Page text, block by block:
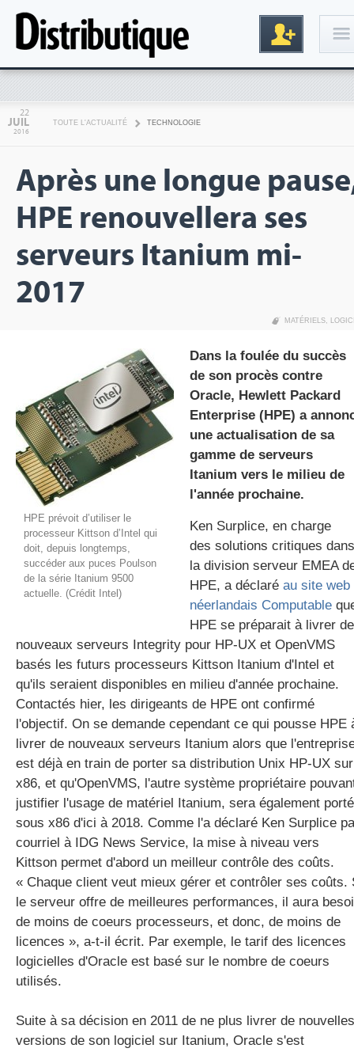
Inscription
gratuite
22
JUIL
2016
TOUTE L'ACTUALITÉ TECHNOLOGIE
Après une longue
HPE renouvellera ses
serveurs Itanium mi-
2017
MATÉRIELS,
HPE prévoit d’utiliser le
processeur Kittson d’Intel qui
doit, depuis longtemps,
succéder aux puces Poulson
de la série Itanium 9500
actuelle. (Crédit Intel)
Dans la foulée du succès
de son procès contre
Oracle, Hewlett Packard
Enterprise (HPE) a
une actualisation de sa
gamme de serveurs
Itanium vers le milieu de
l'année prochaine.
Ken Surplice, en charge
des solutions critiques dans
la division serveur EMEA
HPE, a déclaré au site web
néerlandais Computable
HPE se préparait à livrer de
nouveaux serveurs Integrity pour HP-UX et OpenVMS
basés les futurs processeurs Kittson Itanium d'Intel et
qu'ils seraient disponibles en milieu d'année prochaine.
Contactés hier, les dirigeants de HPE ont confirmé
l'objectif. On se demande cependant ce qui pousse HPE
livrer de nouveaux serveurs Itanium alors que
est déjà en train de porter sa distribution Unix HP-UX sur
x86, et qu'OpenVMS, l'autre système propriétaire
justifier l'usage de matériel Itanium, sera également porté
sous x86 d'ici à 2018. Comme l'a déclaré Ken Surplice
courriel à IDG News Service, la mise à niveau vers
Kittson permet d'abord un meilleur contrôle des coûts.
« Chaque client veut mieux gérer et contrôler ses coûts.
le serveur offre de meilleures performances, il aura
de moins de coeurs processeurs, et donc, de moins de
licences », a-t-il écrit. Par exemple, le tarif des licences
logicielles d'Oracle est basé sur le nombre de coeurs
utilisés.
Suite à sa décision en 2011 de ne plus livrer de nouvelles
versions de son logiciel sur Itanium, Oracle s'est